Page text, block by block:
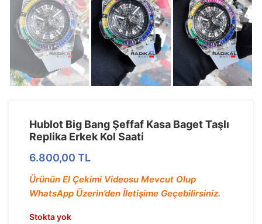
Hublot Big Bang Şeffaf Kasa Baget Taşlı
Replika Erkek Kol Saati
6.800,00 TL
Ürünün El Çekimi Videosu Mevcut Olup
WhatsApp Üzerin’den İletişime Geçebilirsiniz.
Stokta yok